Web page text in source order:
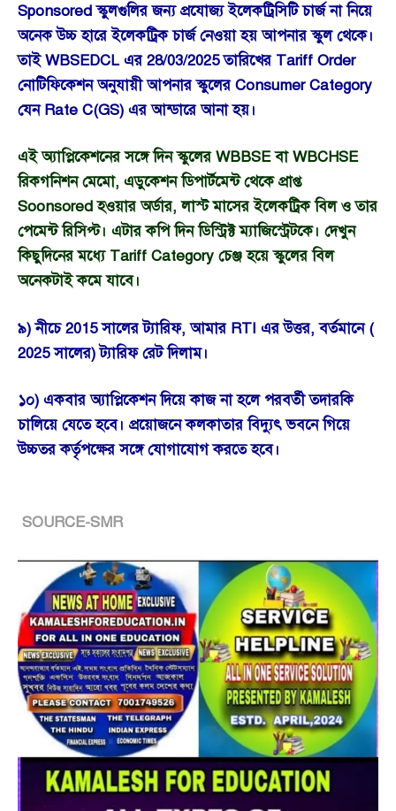
Sponsored স্কুলগুলির জন্য প্রযোজ্য ইলেকট্রিসিটি চার্জ না নিয়ে
অনেক উচ্চ হারে ইলেকট্রিক চার্জ নেওয়া হয় আপনার স্কুল থেকে।
তাই WBSEDCL এর 28/03/2025 তারিখের Tariff Order
নোটিফিকেশন অনুযায়ী আপনার স্কুলের Consumer Category
যেন Rate C(GS) এর আন্ডারে আনা হয়।
এই অ্যাপ্লিকেশনের সঙ্গে দিন স্কুলের WBBSE বা WBCHSE
রিকগনিশন মেমো, এডুকেশন ডিপার্টমেন্ট থেকে প্রাপ্ত
Soonsored হওয়ার অর্ডার, লাস্ট মাসের ইলেকট্রিক বিল ও তার
পেমেন্ট রিসিপ্ট। এটার কপি দিন ডিস্ট্রিক্ট ম্যাজিস্ট্রেটকে। দেখুন
কিছুদিনের মধ্যে Tariff Category চেঞ্জ হয়ে স্কুলের বিল
অনেকটাই কমে যাবে।
৯) নীচে 2015 সালের ট্যারিফ, আমার RTI এর উত্তর, বর্তমানে (
2025 সালের) ট্যারিফ রেট দিলাম।
১০) একবার অ্যাপ্লিকেশন দিয়ে কাজ না হলে পরবর্তী তদারকি
চালিয়ে যেতে হবে। প্রয়োজনে কলকাতার বিদ্যুৎ ভবনে গিয়ে
উচ্চতর কর্তৃপক্ষের সঙ্গে যোগাযোগ করতে হবে।
SOURCE-SMR